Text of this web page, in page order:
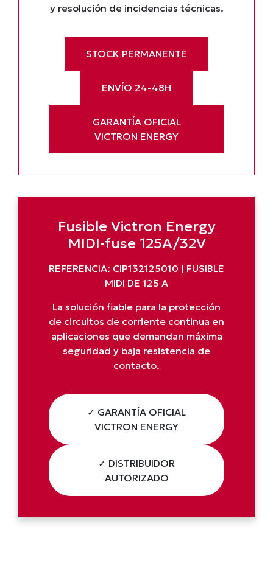
y resolución de incidencias técnicas.
STOCK PERMANENTE
ENVÍO 24-48H
GARANTÍA OFICIAL
VICTRON ENERGY
Fusible Victron Energy
MIDI-fuse 125A/32V
REFERENCIA: CIP132125010 | FUSIBLE
MIDI DE 125 A
La solución fiable para la protección
de circuitos de corriente continua en
aplicaciones que demandan máxima
seguridad y baja resistencia de
contacto.
✓ GARANTÍA OFICIAL
VICTRON ENERGY
✓ DISTRIBUIDOR
AUTORIZADO